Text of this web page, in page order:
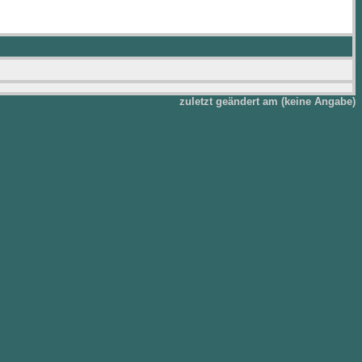
zuletzt geändert am (keine Angabe)